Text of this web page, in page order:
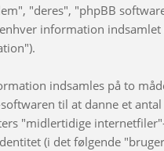
"deres", "phpBB
information
indsamles på to
til at danne et
"midlertidige
(i det følgende